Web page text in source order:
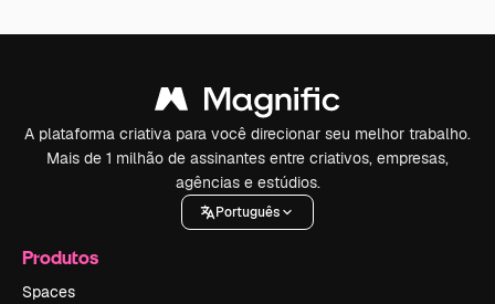
A plataforma criativa para você direcionar seu melhor trabalho.
Mais de 1 milhão de assinantes entre criativos, empresas,
agências e estúdios.
Português
Produtos
Spaces